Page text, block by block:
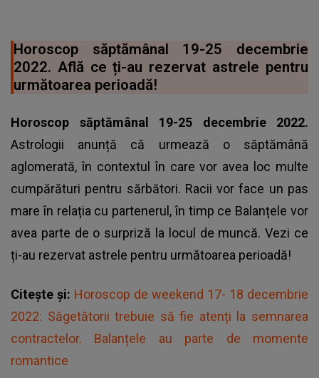
Horoscop săptămânal 19-25 decembrie
2022. Află ce ți-au rezervat astrele pentru
următoarea perioadă!
Horoscop săptămânal 19-25 decembrie 2022.
Astrologii anunță că urmează o săptămână
aglomerată, în contextul în care vor avea loc multe
cumpărături pentru sărbători. Racii vor face un pas
mare în relația cu partenerul, în timp ce Balanțele vor
avea parte de o surpriză la locul de muncă. Vezi ce
ți-au rezervat astrele pentru următoarea perioadă!
Citește și: Horoscop de weekend 17- 18 decembrie
2022: Săgetătorii trebuie să fie atenți la semnarea
contractelor. Balanțele au parte de momente
romantice